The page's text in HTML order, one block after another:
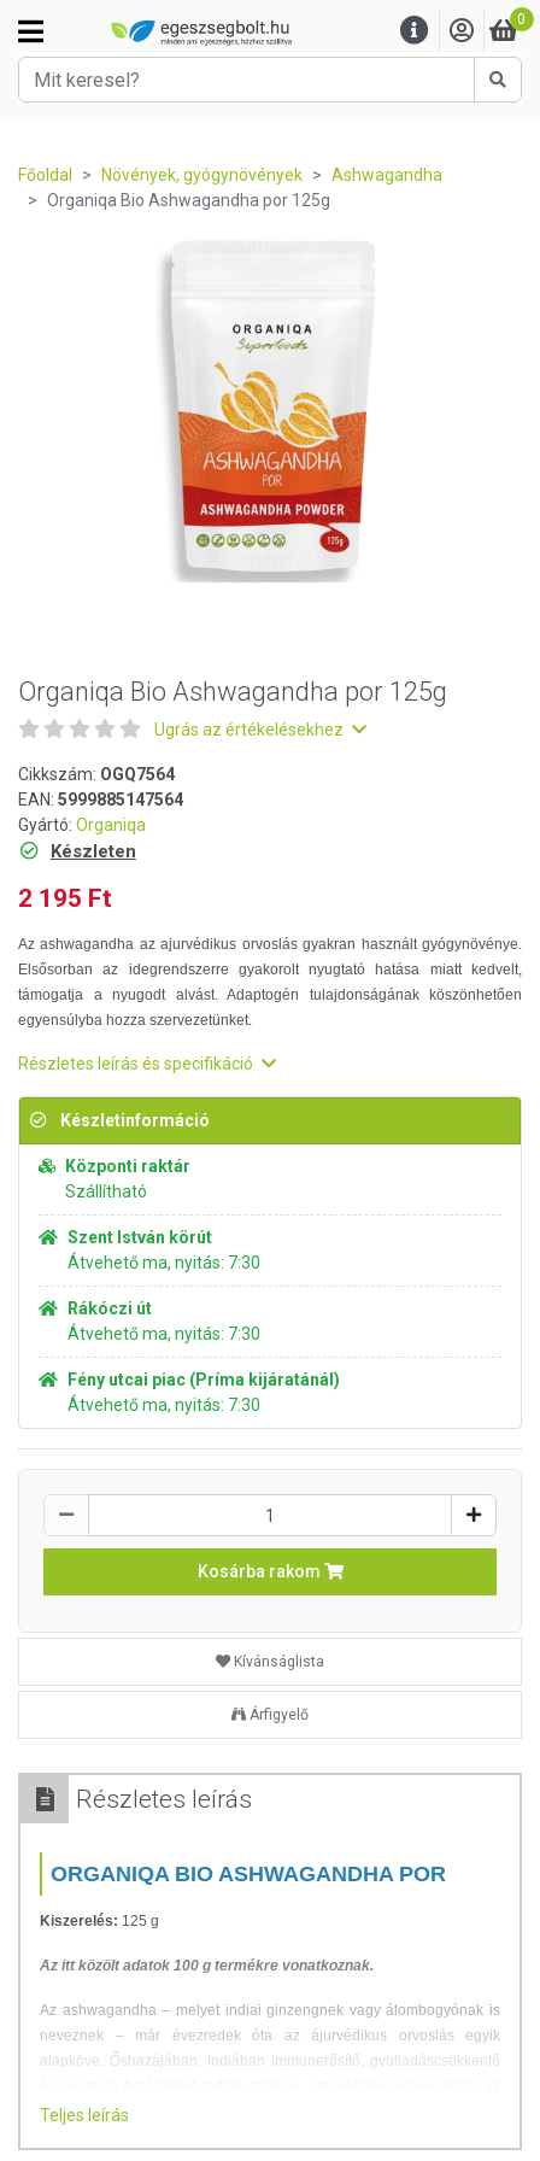
0
Főoldal Növények, gyógynövények
Ashwagandha
Organiqa Bio Ashwagandha por 125g
Organiqa Bio Ashwagandha por 125g
Ugrás az értékelésekhez
Cikkszám: OGQ7564
EAN: 5999885147564
Gyártó: Organiqa
Készleten
2 195 Ft
Az ashwagandha az ajurvédikus orvoslás gyakran használt gyógynövénye.
Elsősorban az idegrendszerre gyakorolt nyugtató hatása miatt kedvelt,
támogatja a nyugodt alvást. Adaptogén tulajdonságának köszönhetően
egyensúlyba hozza szervezetünket.
Részletes leírás és specifikáció
Készletinformáció
Központi raktár
Szállítható
Szent István körút
Átvehető ma, nyitás: 7:30
Rákóczi út
Átvehető ma, nyitás: 7:30
Fény utcai piac (Príma kijáratánál)
Átvehető ma, nyitás: 7:30
Kosárba rakom
Kívánságlista
Árfigyelő
Részletes leírás
ORGANIQA BIO ASHWAGANDHA POR
Kiszerelés: 125 g
Az itt közölt adatok 100 g termékre vonatkoznak.
Az ashwagandha – melyet indiai ginzengnek vagy álombogyónak is
neveznek – már évezredek óta az ájurvédikus orvoslás egyik
alapköve. Őshazájában, Indiában immunerősítő, gyulladáscsökkentő
„álombogyó” nevet. Előszeretettel alkalmazzák idegrendszeri
Teljes leírás